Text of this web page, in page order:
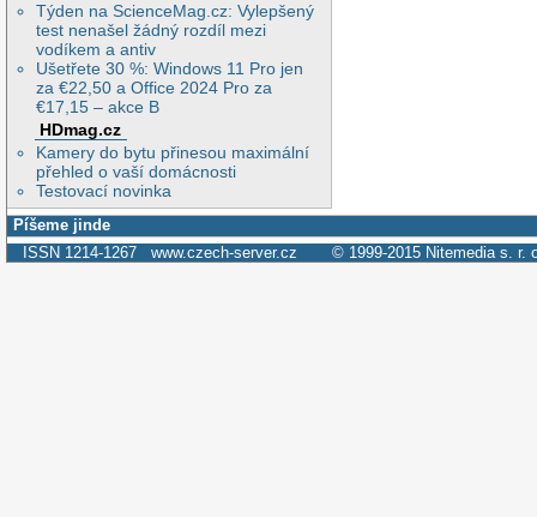
Týden na ScienceMag.cz: Vylepšený
test nenašel žádný rozdíl mezi
vodíkem a antiv
Ušetřete 30 %: Windows 11 Pro jen
za €22,50 a Office 2024 Pro za
€17,15 – akce B
HDmag.cz
Kamery do bytu přinesou maximální
přehled o vaší domácnosti
Testovací novinka
Píšeme jinde
ISSN 1214-1267 www.czech-server.cz © 1999-2015 Nitemedia s. r.